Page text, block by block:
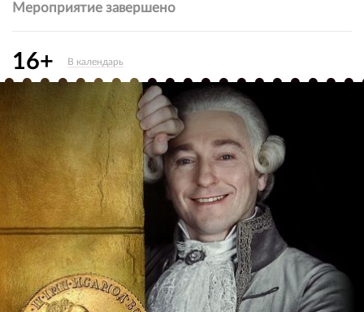
Мероприятие завершено
16+ В календарь